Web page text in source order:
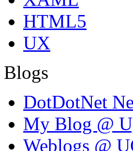
HTML5
UX
Blogs
DotDotNet
My Blog @
Weblogs @